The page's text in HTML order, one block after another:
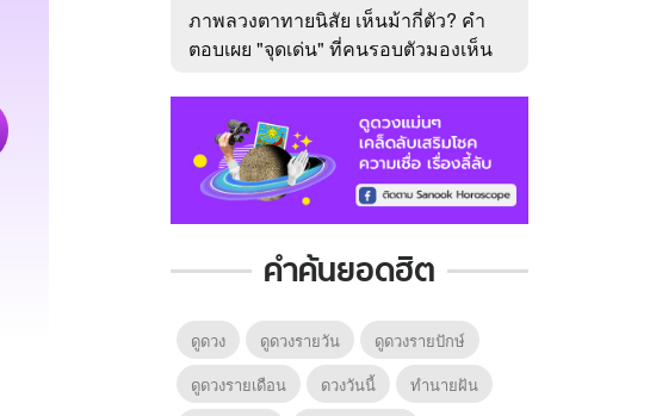
ภาพลวงตาทายนิสัย เห็นม้ากี่ตัว? คำ
ตอบเผย "จุดเด่น" ที่คนรอบตัวมองเห็น
คำค้นยอดฮิต
ดูดวง ดูดวงรายวัน
ดูดวงรายปักษ์
ดูดวงรายเดือน
ดวงวันนี้
ทํานายฝัน